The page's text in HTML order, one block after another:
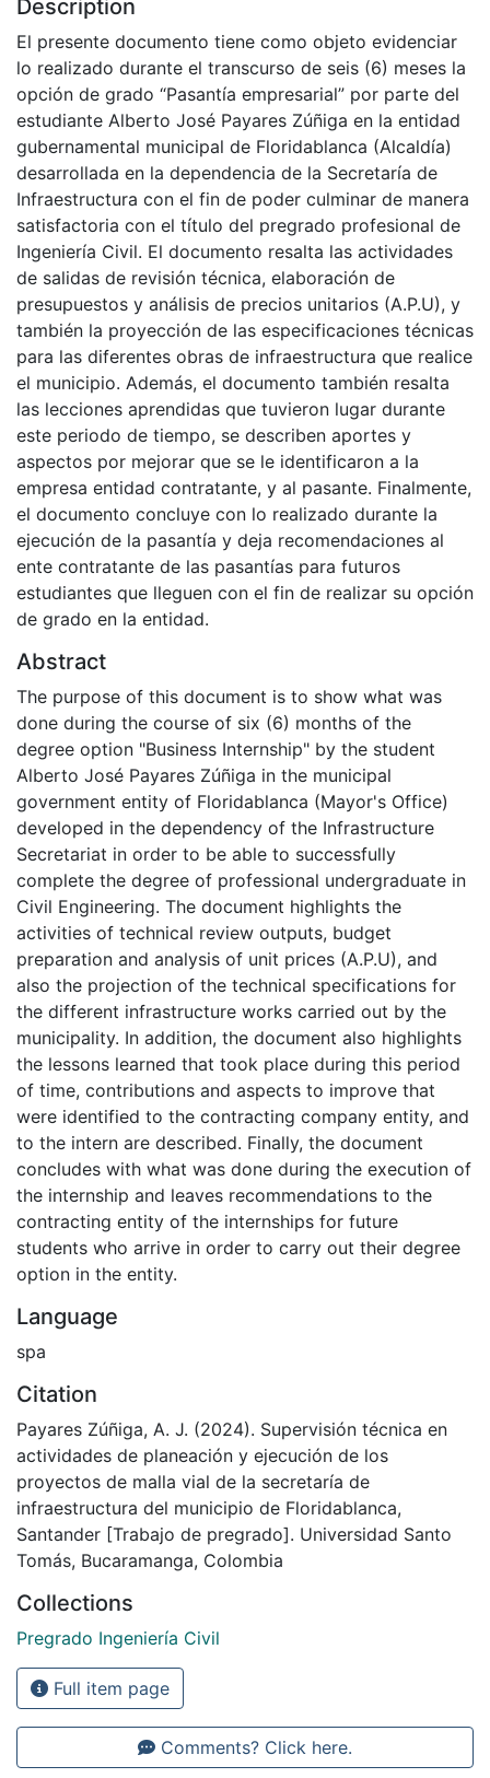
Description
El presente documento tiene como objeto evidenciar
lo realizado durante el transcurso de seis (6) meses la
opción de grado “Pasantía empresarial” por parte del
estudiante Alberto José Payares Zúñiga en la entidad
gubernamental municipal de Floridablanca (Alcaldía)
desarrollada en la dependencia de la Secretaría de
Infraestructura con el fin de poder culminar de manera
satisfactoria con el título del pregrado profesional de
Ingeniería Civil. El documento resalta las actividades
de salidas de revisión técnica, elaboración de
presupuestos y análisis de precios unitarios (A.P.U), y
también la proyección de las especificaciones técnicas
para las diferentes obras de infraestructura que realice
el municipio. Además, el documento también resalta
las lecciones aprendidas que tuvieron lugar durante
este periodo de tiempo, se describen aportes y
aspectos por mejorar que se le identificaron a la
empresa entidad contratante, y al pasante. Finalmente,
el documento concluye con lo realizado durante la
ejecución de la pasantía y deja recomendaciones al
ente contratante de las pasantías para futuros
estudiantes que lleguen con el fin de realizar su opción
de grado en la entidad.
Abstract
The purpose of this document is to show what was
done during the course of six (6) months of the
degree option "Business Internship" by the student
Alberto José Payares Zúñiga in the municipal
government entity of Floridablanca (Mayor's Office)
developed in the dependency of the Infrastructure
Secretariat in order to be able to successfully
complete the degree of professional undergraduate in
Civil Engineering. The document highlights the
activities of technical review outputs, budget
preparation and analysis of unit prices (A.P.U), and
also the projection of the technical specifications for
the different infrastructure works carried out by the
municipality. In addition, the document also highlights
the lessons learned that took place during this period
of time, contributions and aspects to improve that
were identified to the contracting company entity, and
to the intern are described. Finally, the document
concludes with what was done during the execution of
the internship and leaves recommendations to the
contracting entity of the internships for future
students who arrive in order to carry out their degree
option in the entity.
Language
spa
Citation
Payares Zúñiga, A. J. (2024). Supervisión técnica en
actividades de planeación y ejecución de los
proyectos de malla vial de la secretaría de
infraestructura del municipio de Floridablanca,
Santander [Trabajo de pregrado]. Universidad Santo
Tomás, Bucaramanga, Colombia
Collections
Pregrado Ingeniería Civil
Full item page
Comments? Click here.